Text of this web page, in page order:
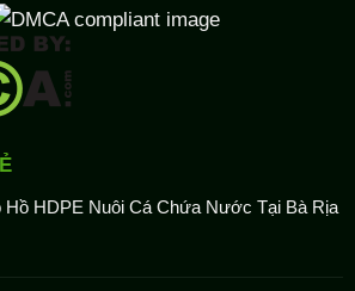
Hồ HDPE Nuôi Cá Chứa Nước Tại Bà Rịa